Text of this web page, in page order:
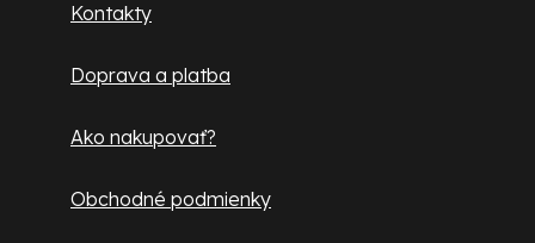
Kontakty
Doprava a platba
Ako nakupovať?
Obchodné podmienky